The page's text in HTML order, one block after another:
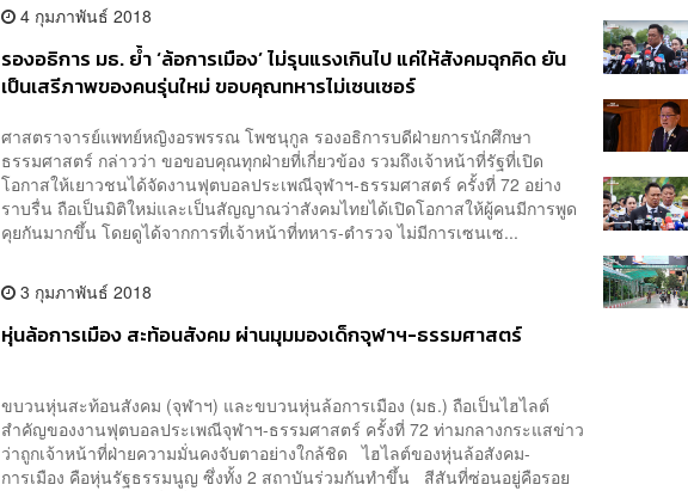
4 กุมภาพันธ์ 2018
รองอธิการ มธ. ย้ำ ‘ล้อการเมือง’ ไม่รุนแรงเกินไป แค่ให้สังคมฉุกคิด ยัน
เป็นเสรีภาพของคนรุ่นใหม่ ขอบคุณทหารไม่เซนเซอร์
ศาสตราจารย์แพทย์หญิงอรพรรณ โพชนุกูล รองอธิการบดีฝ่ายการนักศึกษา
ธรรมศาสตร์ กล่าวว่า ขอขอบคุณทุกฝ่ายที่เกี่ยวข้อง รวมถึงเจ้าหน้าที่รัฐที่เปิด
โอกาสให้เยาวชนได้จัดงานฟุตบอลประเพณีจุฬาฯ-ธรรมศาสตร์ ครั้งที่ 72 อย่าง
ราบรื่น ถือเป็นมิติใหม่และเป็นสัญญาณว่าสังคมไทยได้เปิดโอกาสให้ผู้คนมีการพูด
คุยกันมากขึ้น โดยดูได้จากการที่เจ้าหน้าที่ทหาร-ตำรวจ ไม่มีการเซนเซ...
3 กุมภาพันธ์ 2018
หุ่นล้อการเมือง สะท้อนสังคม ผ่านมุมมองเด็กจุฬาฯ-ธรรมศาสตร์
ขบวนหุ่นสะท้อนสังคม (จุฬาฯ) และขบวนหุ่นล้อการเมือง (มธ.) ถือเป็นไฮไลต์
สำคัญของงานฟุตบอลประเพณีจุฬาฯ-ธรรมศาสตร์ ครั้งที่ 72 ท่ามกลางกระแสข่าว
ว่าถูกเจ้าหน้าที่ฝ่ายความมั่นคงจับตาอย่างใกล้ชิด ไฮไลต์ของหุ่นล้อสังคม-
การเมือง คือหุ่นรัฐธรรมนูญ ซึ่งทั้ง 2 สถาบันร่วมกันทำขึ้น สีสันที่ซ่อนอยู่คือรอย